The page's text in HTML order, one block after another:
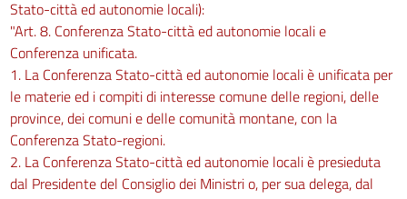
Stato-città ed autonomie locali):
"Art. 8. Conferenza Stato-città ed autonomie locali e
Conferenza unificata.
1. La Conferenza Stato-città ed autonomie locali è unificata per
le materie ed i compiti di interesse comune delle regioni, delle
province, dei comuni e delle comunità montane, con la
Conferenza Stato-regioni.
2. La Conferenza Stato-città ed autonomie locali è presieduta
dal Presidente del Consiglio dei Ministri o, per sua delega, dal